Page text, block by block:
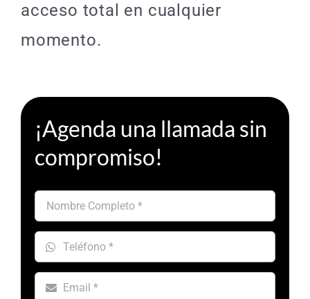
acceso total en cualquier
momento.
¡Agenda una llamada sin
compromiso!